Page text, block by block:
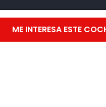
ME INTERESA ESTE